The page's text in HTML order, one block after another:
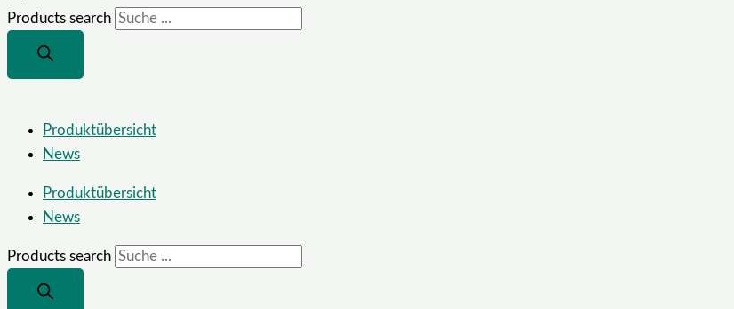
Products search
Produktübersicht
News
Produktübersicht
News
Products search